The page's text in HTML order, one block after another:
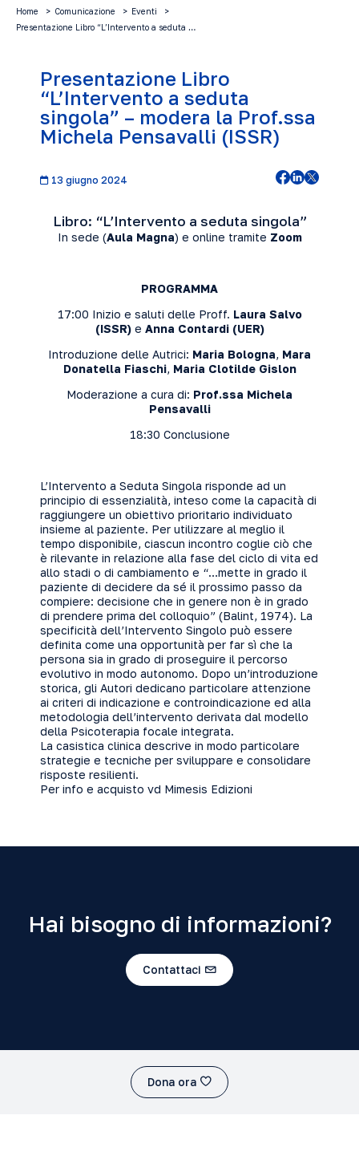
Home Comunicazione
Eventi
Presentazione Libro “L’Intervento a seduta …
Presentazione Libro
“L’Intervento a seduta
singola” – modera la Prof.ssa
Michela Pensavalli (ISSR)
13 giugno 2024
Libro: “L’Intervento a seduta singola”
In sede (Aula Magna) e online tramite Zoom
PROGRAMMA
17:00 Inizio e saluti delle Proff. Laura Salvo
(ISSR) e Anna Contardi (UER)
Introduzione delle Autrici: Maria Bologna, Mara
Donatella Fiaschi, Maria Clotilde Gislon
Moderazione a cura di: Prof.ssa Michela
Pensavalli
18:30 Conclusione
L’Intervento a Seduta Singola risponde ad un
principio di essenzialità, inteso come la capacità di
raggiungere un obiettivo prioritario individuato
insieme al paziente. Per utilizzare al meglio il
tempo disponibile, ciascun incontro coglie ciò che
è rilevante in relazione alla fase del ciclo di vita ed
allo stadi o di cambiamento e “…mette in grado il
paziente di decidere da sé il prossimo passo da
compiere: decisione che in genere non è in grado
di prendere prima del colloquio” (Balint, 1974). La
specificità dell’Intervento Singolo può essere
definita come una opportunità per far sì che la
persona sia in grado di proseguire il percorso
evolutivo in modo autonomo. Dopo un’introduzione
storica, gli Autori dedicano particolare attenzione
ai criteri di indicazione e controindicazione ed alla
metodologia dell’intervento derivata dal modello
della Psicoterapia focale integrata.
La casistica clinica descrive in modo particolare
strategie e tecniche per sviluppare e consolidare
risposte resilienti.
Per info e acquisto vd Mimesis Edizioni
Hai bisogno di informazioni?
Contattaci
Dona ora